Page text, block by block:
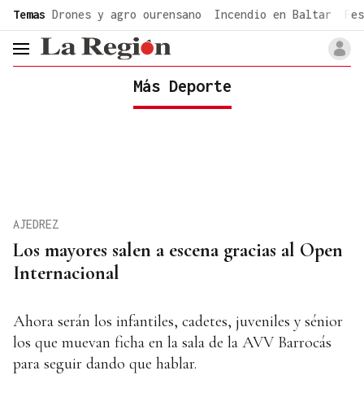
Temas Drones y agro ourensano Incendio en Baltar
header.menu.open
Más Deporte
Los mayores salen a escena gracias al Open
Internacional
AJEDREZ
Ahora serán los infantiles, cadetes, juveniles y sénior
los que muevan ficha en la sala de la AVV Barrocás
para seguir dando que hablar.